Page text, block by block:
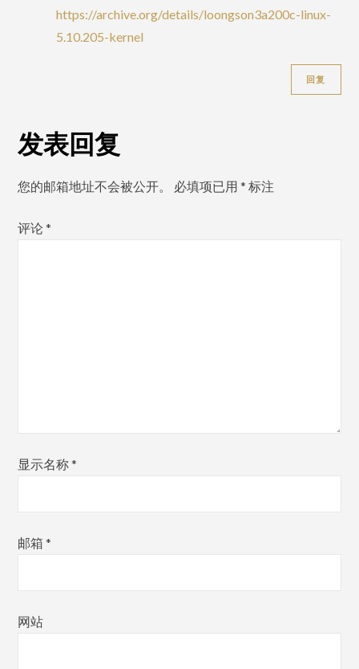
https://archive.org/details/loongson3a200c-linux-
5.10.205-kernel
回复
发表回复
您的邮箱地址不会被公开。 必填项已用* 标注
评论*
显示名称*
邮箱*
网站